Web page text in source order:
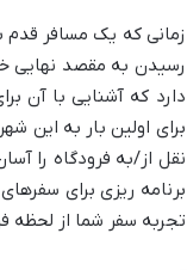
زمانی که یک مسافر قدم
رسیدن به مقصد نهایی
دارد که آشنایی با آن
برای اولین بار به این
نقل از/به فرودگاه را
برنامه ریزی برای
تجربه سفر شما از لحظه